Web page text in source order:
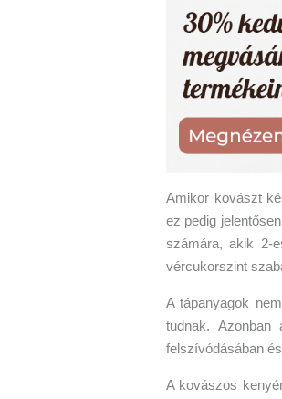
Amikor kovászt
ez pedig
számára, akik 2-
vércukorszint
A tápanyagok
tudnak.
felszívódásában
A kovászos